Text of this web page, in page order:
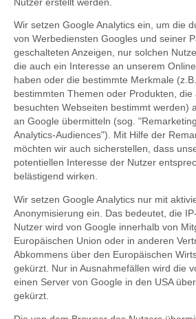
Nutzer erstellt werden.
Wir setzen Google Analytics ein, um die
von Werbediensten Googles und seiner
geschalteten Anzeigen, nur solchen
die auch ein Interesse an unserem
haben oder die bestimmte Merkmale
bestimmten Themen oder Produkten, die
besuchten Webseiten bestimmt werden)
an Google übermitteln (sog.
Analytics-Audiences"). Mit Hilfe der
möchten wir auch sicherstellen, dass
potentiellen Interesse der Nutzer
belästigend wirken.
Wir setzen Google Analytics nur mit
Anonymisierung ein. Das bedeutet, die
Nutzer wird von Google innerhalb von
Europäischen Union oder in anderen
Abkommens über den Europäischen
gekürzt. Nur in Ausnahmefällen wird die
einen Server von Google in den USA
gekürzt.